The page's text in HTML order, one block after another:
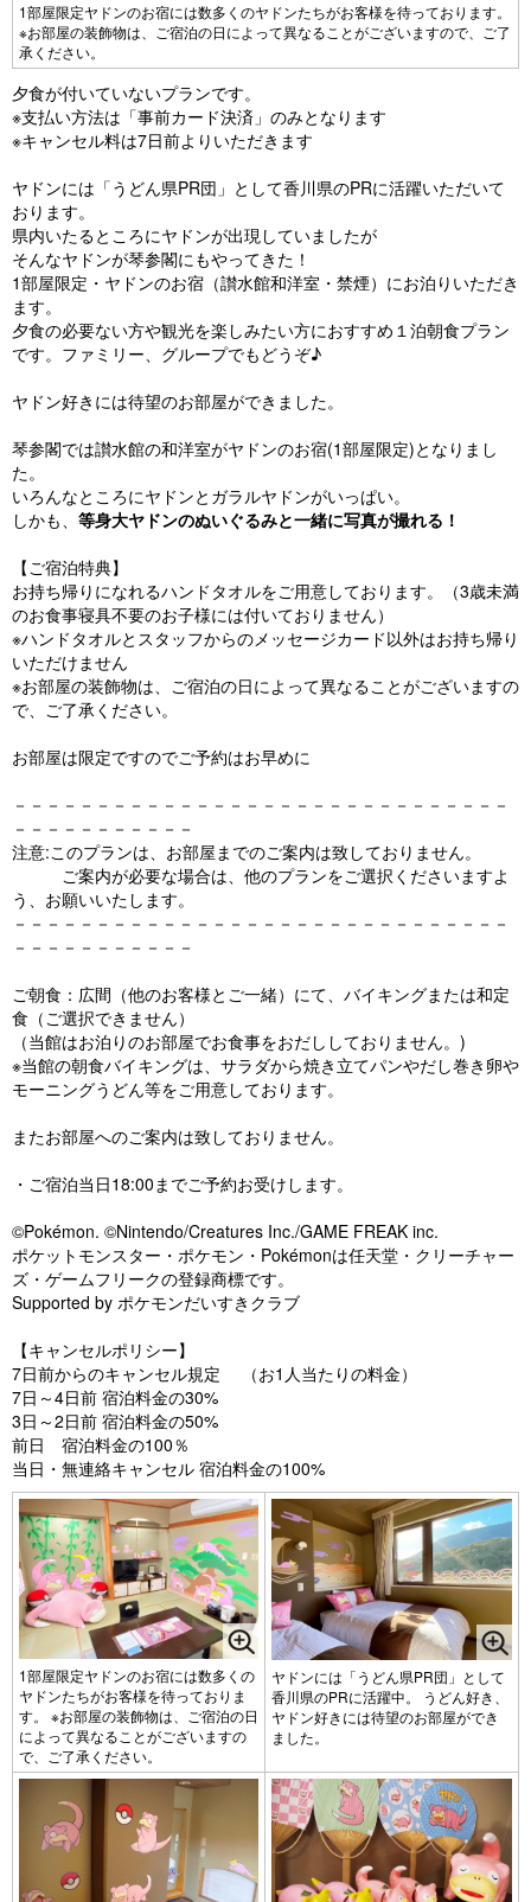
1部屋限定ヤドンのお宿には数多くのヤドンたちがお客様を待っております。
※お部屋の装飾物は、ご宿泊の日によって異なることがございますので、ご了
承ください。
夕食が付いていないプランです。
※支払い方法は「事前カード決済」のみとなります
※キャンセル料は7日前よりいただきます
ヤドンには「うどん県PR団」として香川県のPRに活躍いただいて
おります。
県内いたるところにヤドンが出現していましたが
そんなヤドンが琴参閣にもやってきた！
1部屋限定・ヤドンのお宿（讃水館和洋室・禁煙）にお泊りいただき
ます。
夕食の必要ない方や観光を楽しみたい方におすすめ１泊朝食プラン
です。ファミリー、グループでもどうぞ♪
ヤドン好きには待望のお部屋ができました。
琴参閣では讃水館の和洋室がヤドンのお宿(1部屋限定)となりまし
た。
いろんなところにヤドンとガラルヤドンがいっぱい。
しかも、 等身大ヤドンのぬいぐるみと一緒に写真が撮れる！
【ご宿泊特典】
お持ち帰りになれるハンドタオルをご用意しております。（3歳未満
のお食事寝具不要のお子様には付いておりません）
※ハンドタオルとスタッフからのメッセージカード以外はお持ち帰り
いただけません
※お部屋の装飾物は、ご宿泊の日によって異なることがございますの
で、ご了承ください。
お部屋は限定ですのでご予約はお早めに
－－－－－－－－－－－－－－－－－－－－－－－－－－－－－－
－－－－－－－－－－－
注意:このプランは、お部屋までのご案内は致しておりません。
ご案内が必要な場合は、他のプランをご選択くださいますよ
う、お願いいたします。
－－－－－－－－－－－－－－－－－－－－－－－－－－－－－－
－－－－－－－－－－－
ご朝食：広間（他のお客様とご一緒）にて、バイキングまたは和定
食（ご選択できません）
（当館はお泊りのお部屋でお食事をおだししておりません。)
※当館の朝食バイキングは、サラダから焼き立てパンやだし巻き卵や
モーニングうどん等をご用意しております。
またお部屋へのご案内は致しておりません。
・ご宿泊当日18:00までご予約お受けします。
©Pokémon. ©Nintendo/Creatures Inc./GAME FREAK inc.
ポケットモンスター・ポケモン・Pokémonは任天堂・クリーチャー
ズ・ゲームフリークの登録商標です。
Supported by ポケモンだいすきクラブ
【キャンセルポリシー】
7日前からのキャンセル規定 （お1人当たりの料金）
7日～4日前 宿泊料金の30%
3日～2日前 宿泊料金の50%
前日 宿泊料金の100％
当日・無連絡キャンセル 宿泊料金の100%
1部屋限定ヤドンのお宿には数多くの
ヤドンたちがお客様を待っておりま
す。 ※お部屋の装飾物は、ご宿泊の日
によって異なることがございますの
で、ご了承ください。
ヤドンには「うどん県PR団」として
香川県のPRに活躍中。 うどん好き、
ヤドン好きには待望のお部屋ができ
ました。